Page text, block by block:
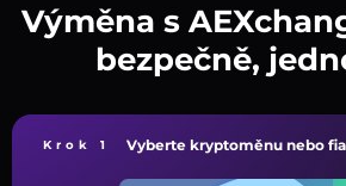
Výměna s
bezpečně,
Krok 1 Vyberte kryptoměnu nebo